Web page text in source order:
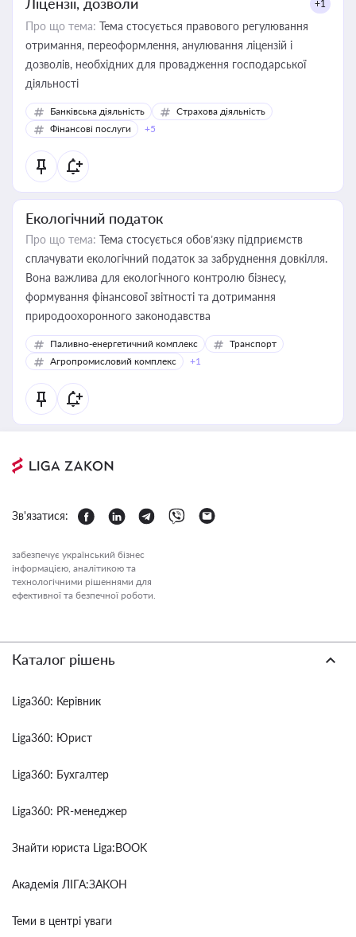
+1
Про що тема: Тема стосується правового регулювання
отримання, переоформлення, анулювання ліцензій і
дозволів, необхідних для провадження господарської
діяльності
Банківська діяльність
Страхова діяльність
Фінансові послуги
+5
Екологічний податок
Про що тема: Тема стосується обов’язку підприємств
сплачувати екологічний податок за забруднення довкілля.
Вона важлива для екологічного контролю бізнесу,
формування фінансової звітності та дотримання
природоохоронного законодавства
Паливно-енергетичний комплекс
Транспорт
Агропромисловий комплекс
+1
Зв'язатися:
забезпечує український бізнес
інформацією, аналітикою та
технологічними рішеннями для
ефективної та безпечної роботи.
Каталог рішень
Liga360: Керівник
Liga360: Юрист
Liga360: Бухгалтер
Liga360: PR-менеджер
Знайти юриста Liga:BOOK
Академія ЛІГА:ЗАКОН
Теми в центрі уваги